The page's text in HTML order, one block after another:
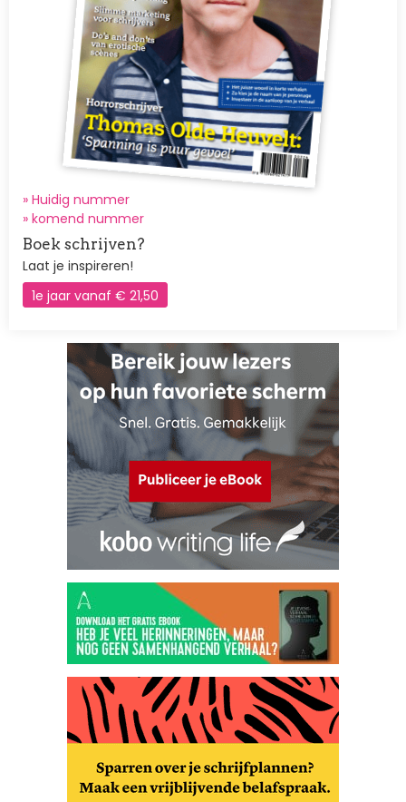
» Huidig nummer
» komend nummer
Boek schrijven?
Laat je inspireren!
1e jaar vanaf € 21,50